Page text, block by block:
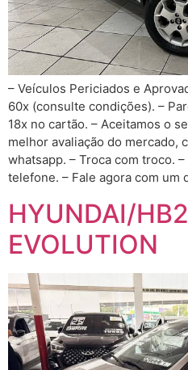
– Veículos Periciados e
60x (consulte condições). –
18x no cartão. – Aceitamos o
melhor avaliação do mercado,
whatsapp. – Troca com troco.
telefone. – Fale agora com um
HYUNDAI/
EVOLUTION